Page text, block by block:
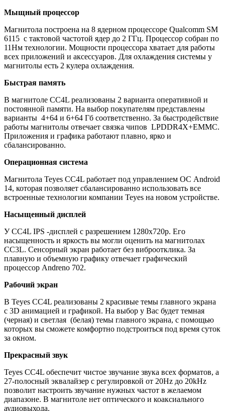
Мыщный процессор
Магнитола построена на 8 ядерном процессоре Qualcomm SM
6115 c тактовой частотой ядер до 2 ГГц. Процессор собран по
11Нм технологии. Мощности процессора хватает для работы
всех приложений и аксессуаров. Для охлаждения системы у
магнитолы есть 2 кулера охлаждения.
Быстрая память
В магнитоле CC4L реализованы 2 варианта оперативной и
постоянной памяти. На выбор покупателям представлены
варианты 4+64 и 6+64 Гб соответственно. За быстродействие
работы магнитолы отвечает связка чипов LPDDR4X+EMMC.
Приложения и графика работают плавно, ярко и
сбалансированно.
Операционная система
Магнитола Teyes CC4L работает под управлением ОС Android
14, которая позволяет сбалансированно использовать все
встроенные технологии компании Teyes на новом устройстве.
Насыщенный дисплей
У CC4L IPS -дисплей с разрешением 1280х720р. Его
насыщенность и яркость вы могли оценить на магнитолах
CC3L. Сенсорный экран работает без виброотклика. За
плавную и объемную графику отвечает графический
процессор Andreno 702.
Рабочий экран
В Teyes СС4L реализованы 2 красивые темы главного экрана
с 3D анимацией и графикой. На выбор у Вас будет темная
(черная) и светлая (белая) темы главного экрана, с помощью
которых вы сможете комфортно подстроиться под время суток
за окном.
Прекрасный звук
Teyes CC4L обеспечит чистое звучание звука всех форматов, а
27-полосный эквалайзер с регулировкой от 20Hz до 20kHz
позволит настроить звучание нужных частот в желаемом
диапазоне. В магнитоле нет оптического и коаксиального
аудиовыхода.